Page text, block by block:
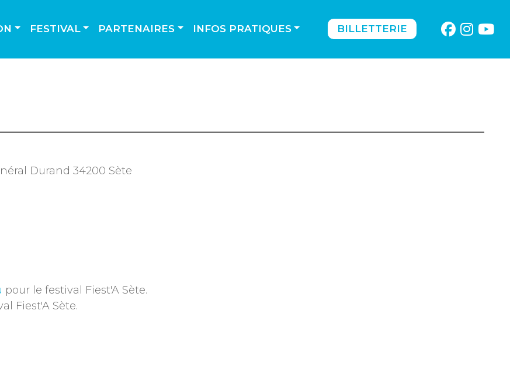
FESTIVAL PARTENAIRES INFOS PRATIQUES BILLETTERIE
Durand 34200 Sète
pour le festival Fiest'A Sète.
Fiest'A Sète.